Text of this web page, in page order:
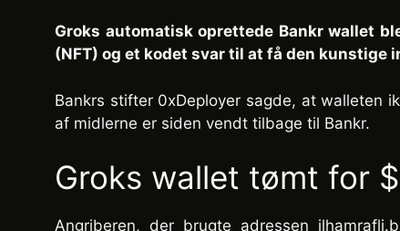
Groks automatisk oprettede Bankr wallet
(NFT) og et kodet svar til at få den
Bankrs stifter 0xDeployer sagde, at walleten
af midlerne er siden vendt tilbage til Bankr.
Groks wallet tømt for
Angriberen, der brugte adressen